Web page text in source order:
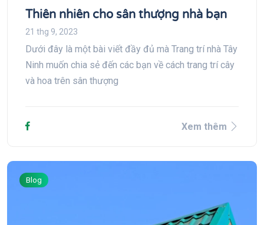
Thiên nhiên cho sân thượng nhà bạn
21 thg 9, 2023
Dưới đây là một bài viết đầy đủ mà Trang trí nhà Tây
Ninh muốn chia sẻ đến các bạn về cách trang trí cây
và hoa trên sân thượng
Xem thêm
Blog